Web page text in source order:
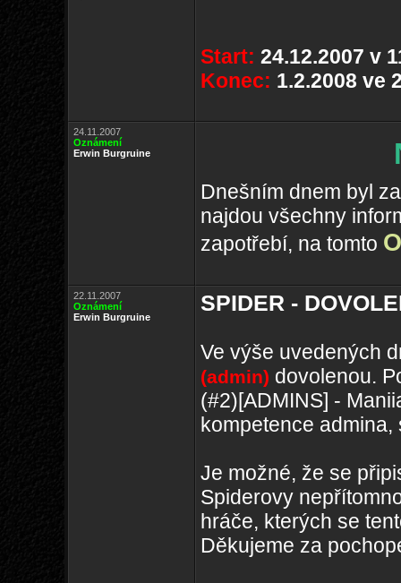
Start: 24.12.2007 v
Konec: 1.2.2008 ve
24.11.2007
Oznámení
Erwin Burgruine
Dnešním dnem byl
najdou všechny
zapotřebí, na tomto
22.11.2007
Oznámení
Erwin Burgruine
SPIDER -
Ve výše uvedených
(admin) dovolenou.
(#2)[ADMINS] -
kompetence
Je možné, že se
Spiderovy
hráče, kterých se
Děkujeme za